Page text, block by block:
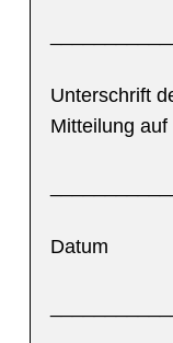
Unterschrift
Mitteilung auf
Datum